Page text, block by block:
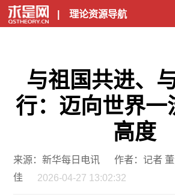
| 理论资源导航
与祖国共进、
行：迈向世界一
高度
来源：新华每日电讯
作者：记者
佳
2026-04-27 13:02:32